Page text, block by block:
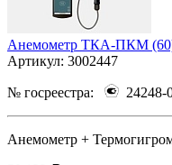
Анемометр ТКА-ПКМ
Артикул: 3002447
№ госреестра: 24248-
Анемометр +